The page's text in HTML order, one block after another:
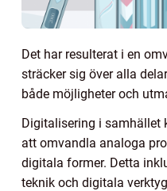
Det har resulterat i en
sträcker sig över alla
både möjligheter och
Digitalisering i samhället
att omvandla analoga
digitala former. Detta
teknik och digitala